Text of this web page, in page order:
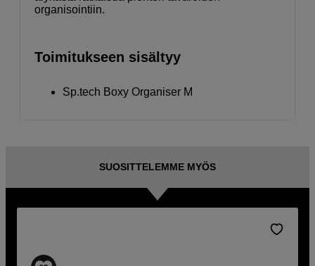
organisointiin.
Toimitukseen sisältyy
Sp.tech Boxy Organiser M
SUOSITTELEMME MYÖS